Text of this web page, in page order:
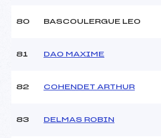
80 BASCOULERGUE LEO
81 DAO MAXIME
82 COHENDET ARTHUR
83 DELMAS ROBIN